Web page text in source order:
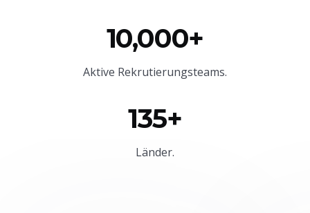
10,000+
Aktive Rekrutierungsteams.
135+
Länder.